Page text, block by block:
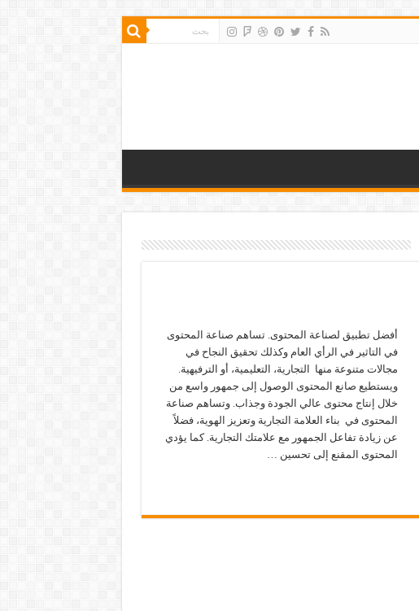
أفضل تطبيق لصناعة المحتوى. تساهم صناعة المحتوى
في التاثير في الرأي العام وكذلك تحقيق النجاح في
مجالات متنوعة منها التجارية، التعليمية، أو الترفيهية.
ويستطيع صانع المحتوى الوصول إلى جمهور واسع من
خلال إنتاج محتوى عالي الجودة وجذاب. وتساهم صناعة
المحتوى في بناء العلامة التجارية وتعزيز الهوية، فضلاً
عن زيادة تفاعل الجمهور مع علامتك التجارية. كما يؤدي
المحتوى المقنع إلى تحسين …